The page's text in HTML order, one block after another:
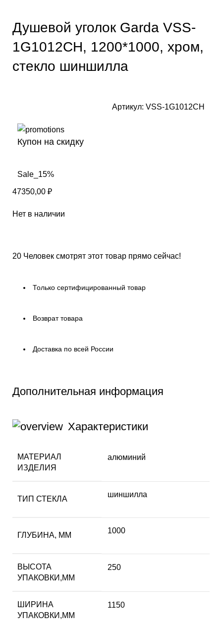
Душевой уголок Garda VSS-
1G1012CH, 1200*1000, хром,
стекло шиншилла
Артикул: VSS-1G1012CH
Купон на скидку
Sale_15%
47350,00 ₽
Нет в наличии
20 Человек смотрят этот товар прямо сейчас!
Только сертифицированный товар
Возврат товара
Доставка по всей России
Дополнительная информация
Характеристики
МАТЕРИАЛ
ИЗДЕЛИЯ
алюминий
ТИП СТЕКЛА
шиншилла
ГЛУБИНА, ММ
1000
ВЫСОТА
УПАКОВКИ,ММ
250
ШИРИНА
УПАКОВКИ,ММ
1150